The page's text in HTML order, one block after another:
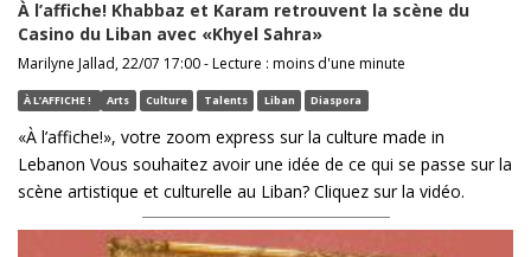
À l’affiche! Khabbaz et Karam retrouvent la scène du
Casino du Liban avec «Khyel Sahra»
Marilyne Jallad, 22/07 17:00 - Lecture : moins d'une minute
À L’AFFICHE ! Arts Culture Talents Liban Diaspora
«À l’affiche!», votre zoom express sur la culture made in
Lebanon Vous souhaitez avoir une idée de ce qui se passe sur la
scène artistique et culturelle au Liban? Cliquez sur la vidéo.